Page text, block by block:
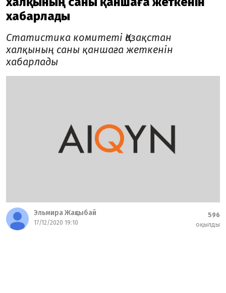
хабарлады
Статистика комитеті Қазақстан
халқының саны қаншаға жеткенін
хабарлады
Эльмира Жақсыбай
17/12/2020 19:10
596
оқылды